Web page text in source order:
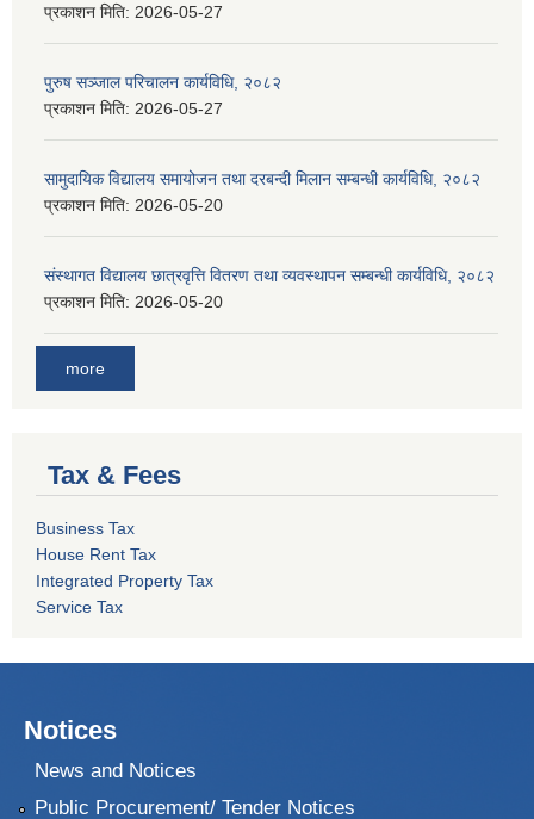
प्रकाशन मिति: 2026-05-27
पुरुष सञ्जाल परिचालन कार्यविधि, २०८२
प्रकाशन मिति: 2026-05-27
सामुदायिक विद्यालय समायोजन तथा दरबन्दी मिलान सम्बन्धी कार्यविधि, २०८२
प्रकाशन मिति: 2026-05-20
संस्थागत विद्यालय छात्रवृत्ति वितरण तथा व्यवस्थापन सम्बन्धी कार्यविधि, २०८२
प्रकाशन मिति: 2026-05-20
more
Tax & Fees
Business Tax
House Rent Tax
Integrated Property Tax
Service Tax
Notices
News and Notices
Public Procurement/ Tender Notices